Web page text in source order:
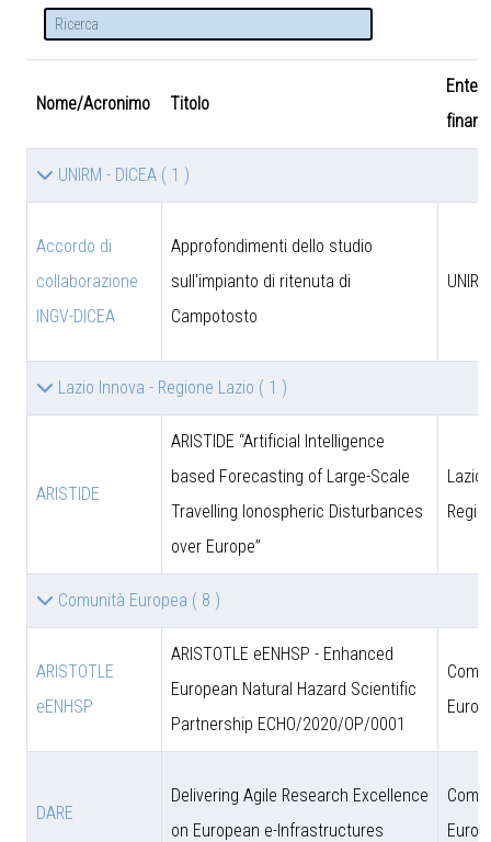
Nome/Acronimo Titolo
Ente
UNIRM - DICEA ( 1 )
Accordo di
collaborazione
INGV-DICEA
Approfondimenti dello studio
sull'impianto di ritenuta di
Campotosto
Lazio Innova - Regione Lazio ( 1 )
ARISTIDE
ARISTIDE “Artificial Intelligence
based Forecasting of Large-Scale
Travelling Ionospheric Disturbances
over Europe”
Lazio
Comunità Europea ( 8 )
ARISTOTLE
eENHSP
ARISTOTLE eENHSP - Enhanced
European Natural Hazard Scientific
Partnership ECHO/2020/OP/0001
DARE
Delivering Agile Research Excellence
on European e-Infrastructures